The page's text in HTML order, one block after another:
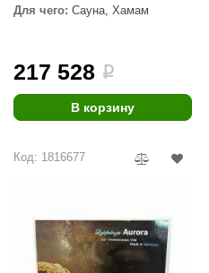
Для чего: Сауна, Хамам
217 528 i
В корзину
Код: 1816677